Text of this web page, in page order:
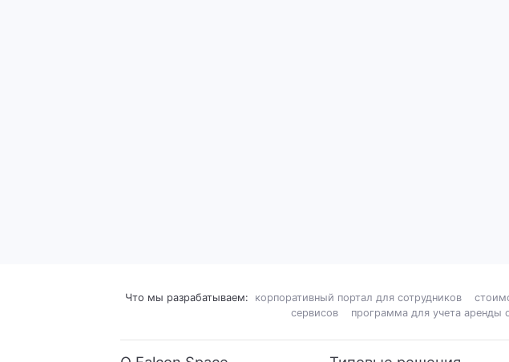
Что мы разрабатываем: корпоративный портал для сотрудников
сервисов
программа для учета аренды